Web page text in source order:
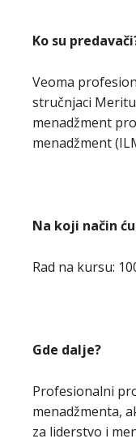
Ko su
Veoma
stručnjaci
menadžment
menadžment
Na koji način
Rad na kursu:
Gde dalje?
Profesionalni
menadžmenta,
za liderstvo i